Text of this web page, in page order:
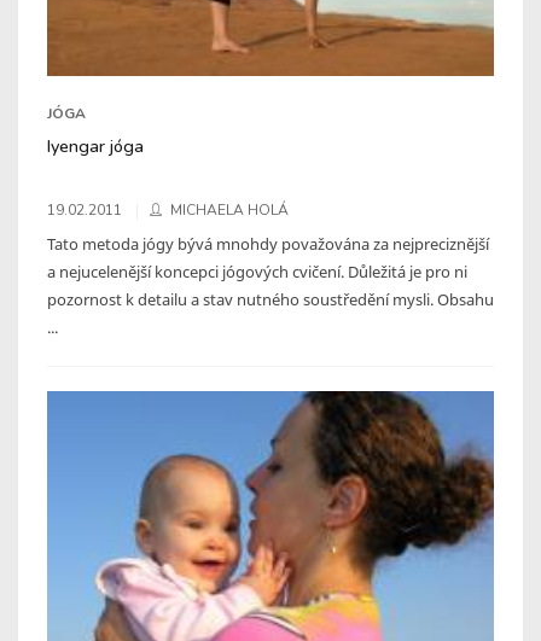
JÓGA
Iyengar jóga
19.02.2011 MICHAELA HOLÁ
Tato metoda jógy bývá mnohdy považována za nejpreciznější
a nejucelenější koncepci jógových cvičení. Důležitá je pro ni
pozornost k detailu a stav nutného soustředění mysli. Obsahu
...